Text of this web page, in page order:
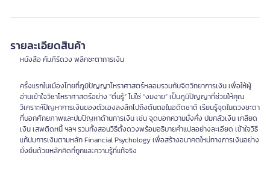
รายละเอียดสินค้า
หนังสือ คัมภีร์ดวง พลิกชะตาการเงิน
ครั้งแรกในเมืองไทยที่ภูมิปัญญาโหราศาสตร์หลอมรวมกับจิตวิทยาการเงิน เพื่อให้ผู้
อ่านเข้าใจวิชาโหราศาสตร์อย่าง “ตื่นรู้” ไม่ใช่ “งมงาย” เป็นภูมิปัญญาที่ช่วยให้คุณ
วิเคราะห์ปัญหาการเงินของตัวเองลงลึกไปถึงต้นตอในอดีตชาติ เรียนรู้จุดในดวงชะตา
ที่บอกศักยภาพและปมปัญหาด้านการเงิน เช่น จุดบอกความมั่งคั่ง ปมกลัวเงิน เกลียด
เงิน เสพติดหนี้ ฯลฯ รวมทั้งสอนวิธีตั้งดวงพร้อมอธิบายคำแปลอย่างละเอียด เข้าใจวิธี
แก้ปมการเงินตามหลัก Financial Psychology เพื่อสร้างอนาคตใหม่ทางการเงินอย่าง
ยั่งยืนด้วยหลักคิดที่ถูกและความรู้ที่แท้จริง